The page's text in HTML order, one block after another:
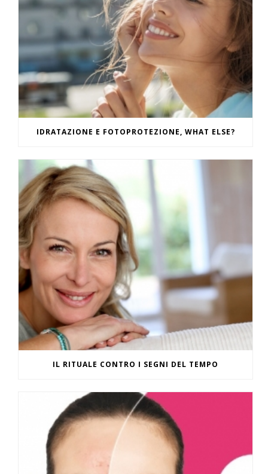
IDRATAZIONE E FOTOPROTEZIONE, WHAT ELSE?
IL RITUALE CONTRO I SEGNI DEL TEMPO